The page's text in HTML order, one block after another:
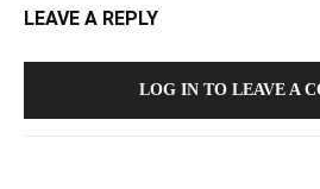
LEAVE A REPLY
LOG IN TO LEAVE A